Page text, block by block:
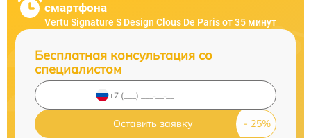
смартфона
Vertu Signature S Design Clous De Paris от 35 минут
Бесплатная консультация со
специалистом
Оставить заявку